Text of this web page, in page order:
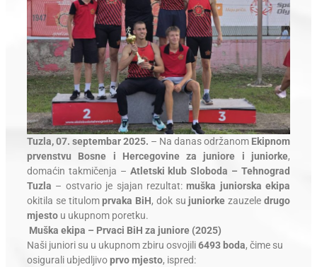
Tuzla, 07. septembar 2025. – Na danas održanom Ekipnom
prvenstvu Bosne i Hercegovine za juniore i juniorke,
domaćin takmičenja – Atletski klub Sloboda – Tehnograd
Tuzla – ostvario je sjajan rezultat:muška juniorska ekipa
okitila se titulomprvaka BiH, dok su juniorke zauzeledrugo
mjesto u ukupnom poretku.
Muška ekipa – Prvaci BiH za juniore (2025)
Naši juniori su u ukupnom zbiru osvojili6493 boda, čime su
osigurali ubjedljivoprvo mjesto, ispred: